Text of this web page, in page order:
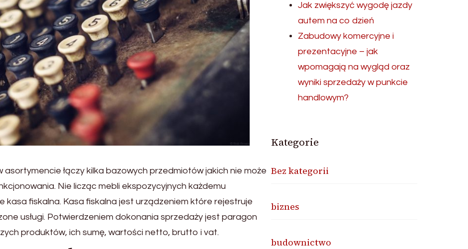
łączy kilka bazowych przedmiotów jakich nie może
Nie licząc mebli ekspozycyjnych każdemu
kasa fiskalna. Kasa fiskalna jest urządzeniem które rejestruje
usługi. Potwierdzeniem dokonania sprzedaży jest paragon
produktów, ich sumę, wartości netto, brutto i vat.
Jak zwiększyć wygodę jazdy
autem na co dzień
Zabudowy komercyjne i
prezentacyjne – jak
wpomagają na wygląd oraz
wyniki sprzedaży w punkcie
handlowym?
Kategorie
Bez kategorii
biznes
budownictwo